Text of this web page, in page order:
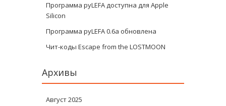
Программа pyLEFA доступна для Apple
Silicon
Программа pyLEFA 0.6a обновлена
Чит-коды Escape from the LOSTMOON
Архивы
Август 2025